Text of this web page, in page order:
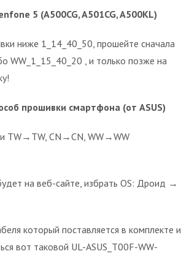
5 (A500CG, A501CG, A500KL)
ниже 1_14_40_50, прошейте сначала
WW_1_15_40_20 , и только позже на
прошивки смартфона (от ASUS)
TW→TW, CN→CN, WW→WW
на веб-сайте, избрать OS: Дроид →
который поставляется в комплекте и
вот таковой UL-ASUS_T00F-WW-